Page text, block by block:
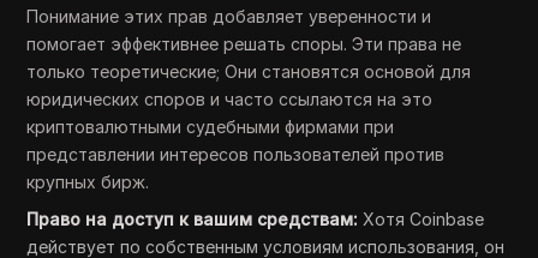
Понимание этих прав добавляет уверенности и
помогает эффективнее решать споры. Эти права не
только теоретические; Они становятся основой для
юридических споров и часто ссылаются на это
криптовалютными судебными фирмами при
представлении интересов пользователей против
крупных бирж.
Право на доступ к вашим средствам: Хотя Coinbase
действует по собственным условиям использования, он